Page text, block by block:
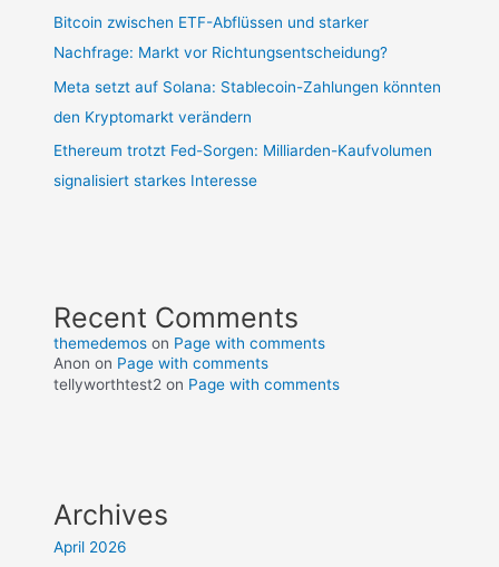
Bitcoin zwischen ETF-Abflüssen und starker
Nachfrage: Markt vor Richtungsentscheidung?
Meta setzt auf Solana: Stablecoin-Zahlungen könnten
den Kryptomarkt verändern
Ethereum trotzt Fed-Sorgen: Milliarden-Kaufvolumen
signalisiert starkes Interesse
Recent Comments
themedemos on Page with comments
Anon on Page with comments
tellyworthtest2 on Page with comments
Archives
April 2026